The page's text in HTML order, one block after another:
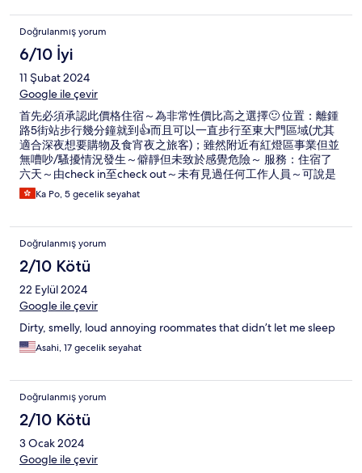
Doğrulanmış yorum
6/10 İyi
11 Şubat 2024
Google ile çevir
首先必須承認此價格住宿～為非常性價比高之選擇🙂 位置：離鍾
路5街站步行幾分鐘就到👍而且可以一直步行至東大門區域(尤其
適合深夜想要購物及食宵夜之旅客)；雖然附近有紅燈區事業但並
無嘈吵/騷擾情況發生～僻靜但未致於感覺危險～ 服務：住宿了
六天～由check in至check out～未有見過任何工作人員～可說是
全自助形式～ 房間：房內無異味～有地暖及小暖爐保溫～沐浴水
溫平穩又水速充足～床鋪都瞓得舒適～唯獨床單及毛巾有污漬(建
要求太多～個人覺得可以接受～
Ka Po, 5 gecelik seyahat
Doğrulanmış yorum
2/10 Kötü
22 Eylül 2024
Google ile çevir
Dirty, smelly, loud annoying roommates that didn’t let me sleep
Asahi, 17 gecelik seyahat
Doğrulanmış yorum
2/10 Kötü
3 Ocak 2024
Google ile çevir